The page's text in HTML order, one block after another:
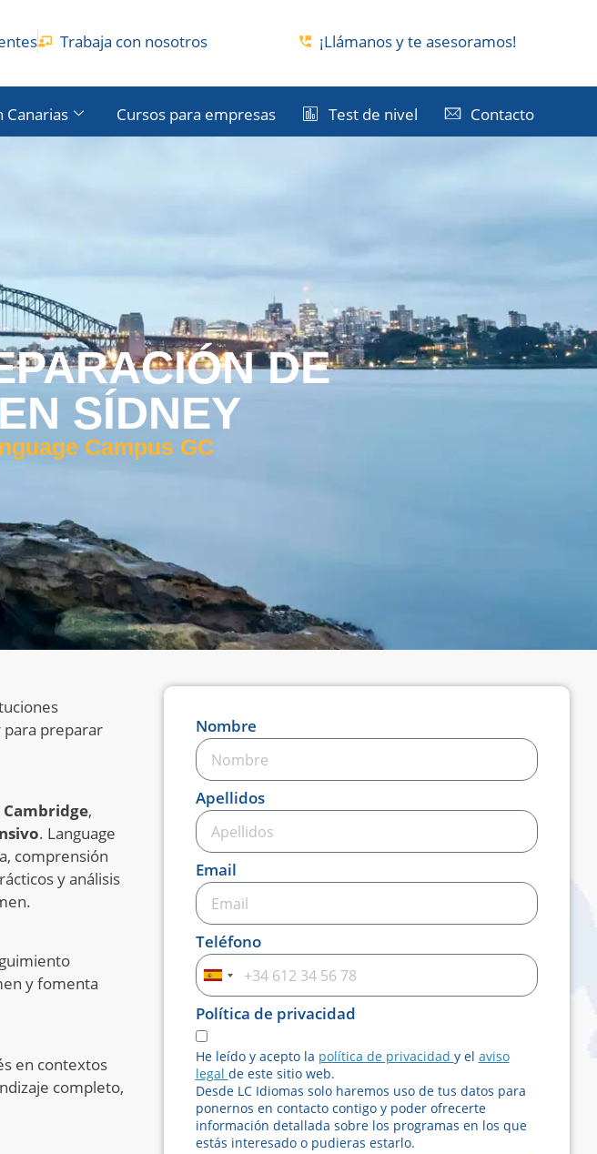
Trabaja con nosotros ¡Llámanos y te asesoramos!
Canarias Cursos para empresas Test de nivel Contacto
DE
SÍDNEY
Campus GC
para preparar
,
. Language
comprensión
y análisis
y fomenta
en contextos
completo,
Nombre
Apellidos
Email
Teléfono
Spain
+34
Política de privacidad
He leído y acepto la política de privacidad y el aviso
legal de este sitio web.
Desde LC Idiomas solo haremos uso de tus datos para
ponernos en contacto contigo y poder ofrecerte
información detallada sobre los programas en los que
estás interesado o pudieras estarlo.